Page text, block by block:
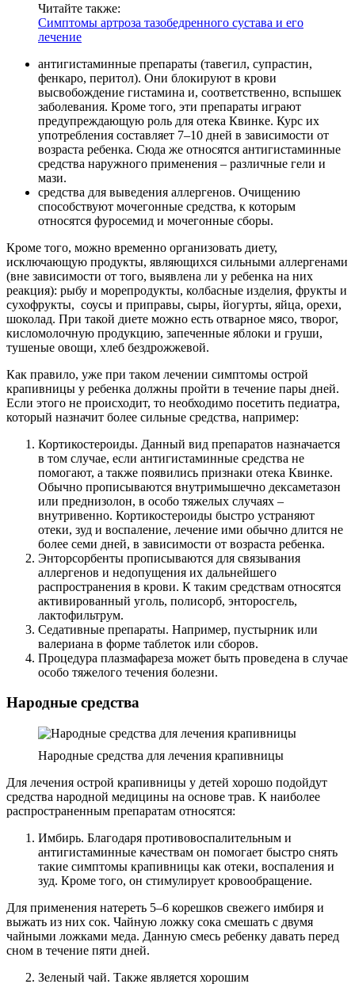
Читайте также:
Симптомы артроза тазобедренного сустава и его
лечение
антигистаминные препараты (тавегил, супрастин,
фенкаро, перитол). Они блокируют в крови
высвобождение гистамина и, соответственно, вспышек
заболевания. Кроме того, эти препараты играют
предупреждающую роль для отека Квинке. Курс их
употребления составляет 7–10 дней в зависимости от
возраста ребенка. Сюда же относятся антигистаминные
средства наружного применения – различные гели и
мази.
средства для выведения аллергенов. Очищению
способствуют мочегонные средства, к которым
относятся фуросемид и мочегонные сборы.
Кроме того, можно временно организовать диету,
исключающую продукты, являющихся сильными аллергенами
(вне зависимости от того, выявлена ли у ребенка на них
реакция): рыбу и морепродукты, колбасные изделия, фрукты и
сухофрукты, соусы и приправы, сыры, йогурты, яйца, орехи,
шоколад. При такой диете можно есть отварное мясо, творог,
кисломолочную продукцию, запеченные яблоки и груши,
тушеные овощи, хлеб бездрожжевой.
Как правило, уже при таком лечении симптомы острой
крапивницы у ребенка должны пройти в течение пары дней.
Если этого не происходит, то необходимо посетить педиатра,
который назначит более сильные средства, например:
Кортикостероиды. Данный вид препаратов назначается
в том случае, если антигистаминные средства не
помогают, а также появились признаки отека Квинке.
Обычно прописываются внутримышечно дексаметазон
или преднизолон, в особо тяжелых случаях –
внутривенно. Кортикостероиды быстро устраняют
отеки, зуд и воспаление, лечение ими обычно длится не
более семи дней, в зависимости от возраста ребенка.
Энторсорбенты прописываются для связывания
аллергенов и недопущения их дальнейшего
распространения в крови. К таким средствам относятся
активированный уголь, полисорб, энторосгель,
лактофильтрум.
Седативные препараты. Например, пустырник или
валериана в форме таблеток или сборов.
Процедура плазмафареза может быть проведена в случае
особо тяжелого течения болезни.
Народные средства
Народные средства для лечения крапивницы
Для лечения острой крапивницы у детей хорошо подойдут
средства народной медицины на основе трав. К наиболее
распространенным препаратам относятся:
Имбирь. Благодаря противовоспалительным и
антигистаминные качествам он помогает быстро снять
такие симптомы крапивницы как отеки, воспаления и
зуд. Кроме того, он стимулирует кровообращение.
Для применения натереть 5–6 корешков свежего имбиря и
выжать из них сок. Чайную ложку сока смешать с двумя
чайными ложками меда. Данную смесь ребенку давать перед
сном в течение пяти дней.
Зеленый чай. Также является хорошим